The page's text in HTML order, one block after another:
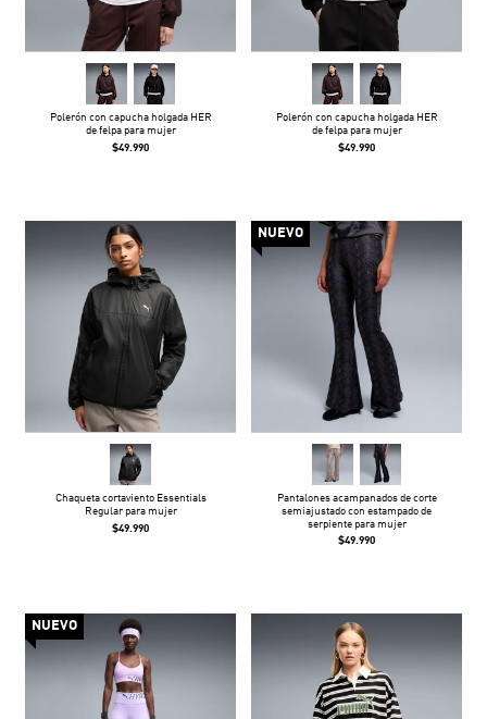
Polerón con capucha holgada HER
de felpa para mujer
$49.990
Polerón con capucha holgada HER
de felpa para mujer
$49.990
Chaqueta cortaviento Essentials
Regular para mujer
$49.990
NUEVO
Pantalones acampanados de corte
semiajustado con estampado de
serpiente para mujer
$49.990
NUEVO